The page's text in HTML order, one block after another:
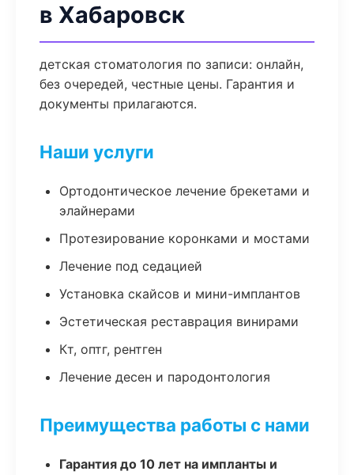
в Хабаровск
детская стоматология по записи: онлайн,
без очередей, честные цены. Гарантия и
документы прилагаются.
Наши услуги
Ортодонтическое лечение брекетами и
элайнерами
Протезирование коронками и мостами
Лечение под седацией
Установка скайсов и мини-имплантов
Эстетическая реставрация винирами
Кт, оптг, рентген
Лечение десен и пародонтология
Преимущества работы с нами
Гарантия до 10 лет на импланты и